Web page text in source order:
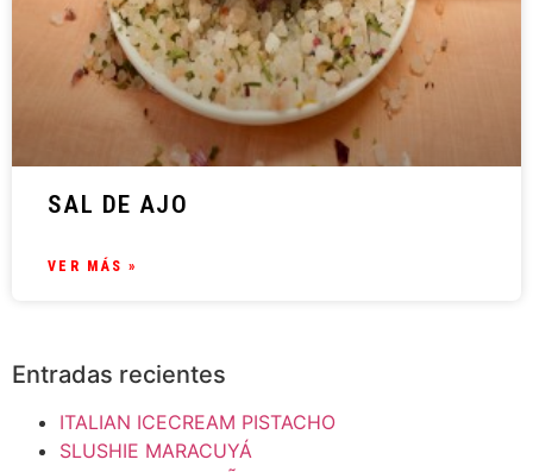
SAL DE AJO
VER MÁS »
Entradas recientes
ITALIAN ICECREAM PISTACHO
SLUSHIE MARACUYÁ